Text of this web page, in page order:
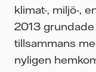
klimat-, miljö-,
2013
tillsammans
nyligen